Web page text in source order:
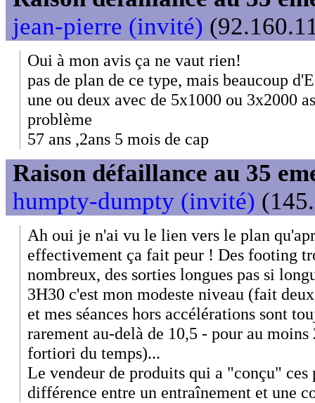
jean-pierre (invité)
Oui à mon avis ça ne vaut rien!
pas de plan de ce type, mais beaucoup
une ou deux avec de 5x1000 ou 3x2000
problème
57 ans ,2ans 5 mois de cap
Raison défaillance au 35
humpty-dumpty (invité)
Ah oui je n'ai vu le lien vers le plan
effectivement ça fait peur ! Des footing
nombreux, des sorties longues pas si
3H30 c'est mon modeste niveau (fait
et mes séances hors accélérations sont
rarement au-delà de 10,5 - pour au
fortiori du temps)...
Le vendeur de produits qui a "conçu"
différence entre un entraînement et une